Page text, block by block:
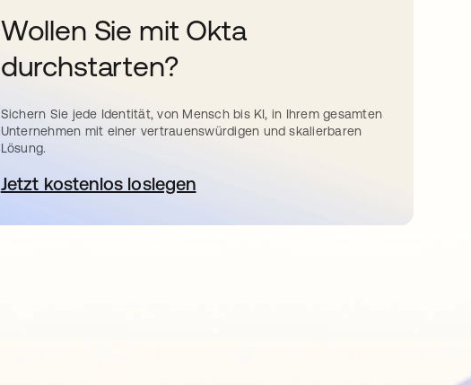
Wollen Sie mit Okta
durchstarten?
Sichern Sie jede Identität, von Mensch bis KI, in Ihrem gesamten
Unternehmen mit einer vertrauenswürdigen und skalierbaren
Lösung.
Jetzt kostenlos loslegenwird in einer neuen Registerkarte geöffnet